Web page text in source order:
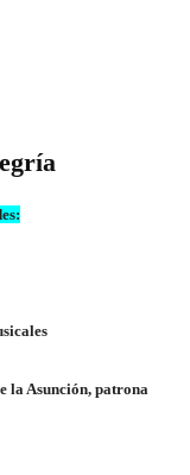
la Asunción, patrona